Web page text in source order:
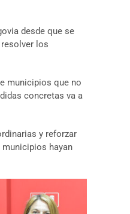
desde que se
los
municipios que no
concretas va a
y reforzar
hayan